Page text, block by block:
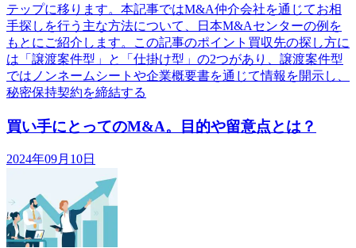
テップに移ります。本記事ではM&A仲介会社を通じてお相
手探しを行う主な方法について、日本M&Aセンターの例を
もとにご紹介します。この記事のポイント買収先の探し方に
は「譲渡案件型」と「仕掛け型」の2つがあり、譲渡案件型
ではノンネームシートや企業概要書を通じて情報を開示し、
秘密保持契約を締結する
買い手にとってのM&A。目的や留意点とは？
2024年09月10日